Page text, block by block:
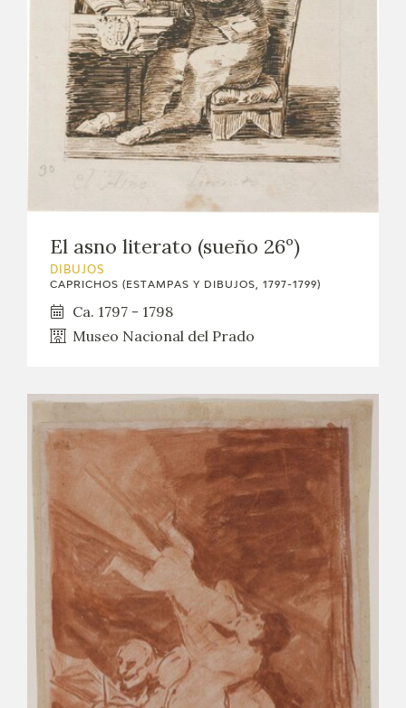
El asno literato (sueño 26º)
DIBUJOS
CAPRICHOS (ESTAMPAS Y DIBUJOS, 1797-1799)
Ca. 1797 - 1798
Museo Nacional del Prado